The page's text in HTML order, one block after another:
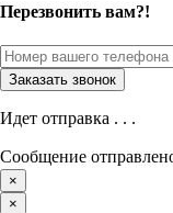
Перезвонить вам?!
Идет отправка . . .
Сообщение
×
×